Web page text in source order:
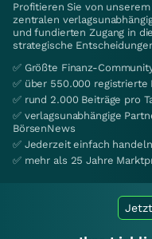
Profitieren Sie von
zentralen
und fundierten Zugang in
strategische
✅ Größte Finanz-
✅ über 550.000 registrierte
✅ rund 2.000 Beiträge pro
✅ verlagsunabhängige
BörsenNews
✅ Jederzeit einfach
✅ mehr als 25 Jahre